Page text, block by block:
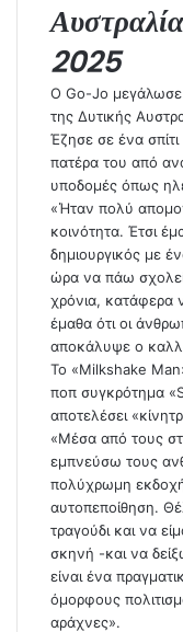
2025
Ο Go-Jo μεγάλωσε
της Δυτικής
Έζησε σε ένα
πατέρα του από
υποδομές όπως
«Ήταν πολύ
κοινότητα. Έτσι
δημιουργικός με
ώρα να πάω
χρόνια, κατάφερα
έμαθα ότι οι
αποκάλυψε ο
Το «Milkshake
ποπ συγκρότημα
αποτελέσει
«Μέσα από τους
εμπνεύσω τους
πολύχρωμη
αυτοπεποίθηση.
τραγούδι και να
σκηνή -και να
είναι ένα
όμορφους
αράχνες».